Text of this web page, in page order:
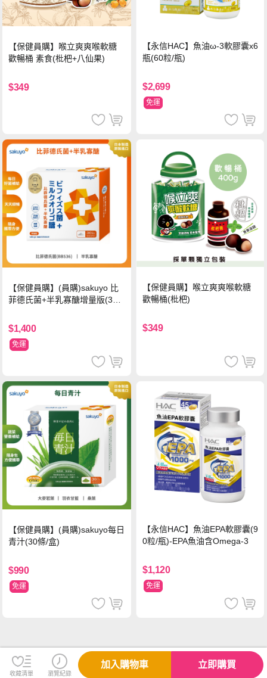
【保健員購】喉立爽爽喉軟糖
歡暢桶 素食(枇杷+八仙果)
$349
【永信HAC】魚油ω-3軟膠囊x6
瓶(60粒/瓶)
$2,699
免運
【保健員購】(員購)sakuyo 比
菲德氏菌+半乳寡醣增量版(30
$1,400
免運
【保健員購】喉立爽爽喉軟糖
歡暢桶(枇杷)
$349
【保健員購】(員購)sakuyo每日
青汁(30條/盒)
$990
免運
【永信HAC】魚油EPA軟膠囊(9
0粒/瓶)-EPA魚油含Omega-3
$1,120
免運
收藏清單 瀏覽紀錄
加入購物車 立即購買